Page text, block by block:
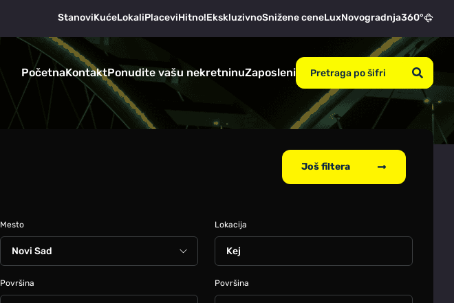
StanoviKućeLokaliPlaceviHitno!EkskluzivnoSnižene ceneLuxNovogradnja360°
PočetnaKontaktPonudite vašu nekretninuZaposleni
Još filtera
Mesto Lokacija
Kej
Površina Površina